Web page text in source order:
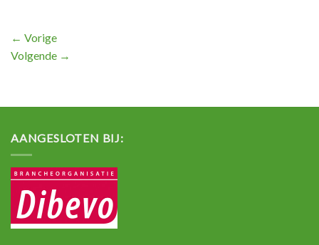
← Vorige
Volgende →
AANGESLOTEN BIJ: